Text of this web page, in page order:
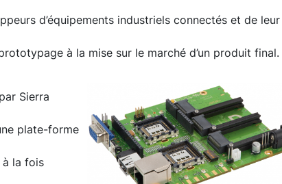
d’équipements industriels connectés et de leur
à la mise sur le marché d’un produit final.
Sierra
plate-forme
à la fois